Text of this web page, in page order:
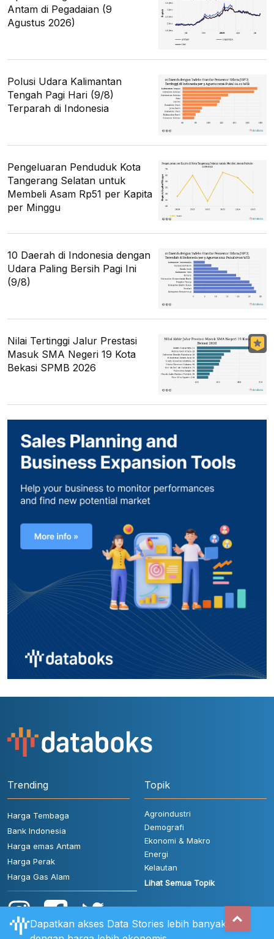
Antam di Pegadaian (9
Agustus 2026)
Polusi Udara Kalimantan
Tengah Pagi Hari (9/8)
Terparah di Indonesia
Pengeluaran Penduduk Kota
Tangerang Selatan untuk
Membeli Asam Rp51 per Kapita
per Minggu
10 Daerah di Indonesia dengan
Udara Paling Bersih Pagi Ini
(9/8)
Nilai Tertinggi Jalur Prestasi
Masuk SMA Negeri 19 Kota
Bekasi SPMB 2026
Trending
Harga Tembaga
Bank Indonesia
Harga emas Antam
Harga Perak
Harga Gas Alam
Topik
Agroindustri
Demografi
Ekonomi & Makro
Energi
Kelautan
Lihat Semua Topik
Dapatkan akses Data Stories lebih banyak